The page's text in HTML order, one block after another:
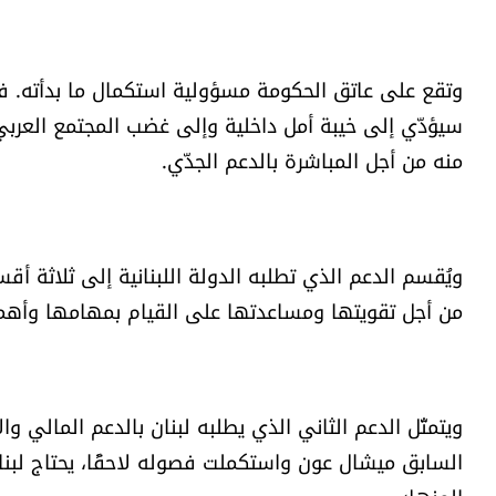
وتقع على عاتق الحكومة مسؤولية استكمال ما بدأته.
سيؤدّي إلى خيبة أمل داخلية وإلى غضب المجتمع
منه من أجل المباشرة بالدعم الجدّي.
ويُقسم الدعم الذي تطلبه الدولة اللبنانية إلى
من أجل تقويتها ومساعدتها على القيام بمهامها
ويتمثّل الدعم الثاني الذي يطلبه لبنان بالدعم المالي
السابق ميشال عون واستكملت فصوله لاحقًا، يحتاج